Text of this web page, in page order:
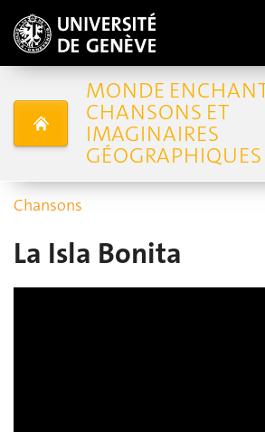
MONDE
CHANSONS ET
IMAGINAIRES
GÉOGRAPHIQUES
Chansons
La Isla Bonita